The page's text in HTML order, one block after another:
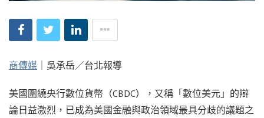
商傳媒 ｜吳承岳／台北報導
美國圍繞央行數位貨幣（CBDC），又稱「數位美元」的辯
論日益激烈，已成為美國金融與政治領域最具分歧的議題之